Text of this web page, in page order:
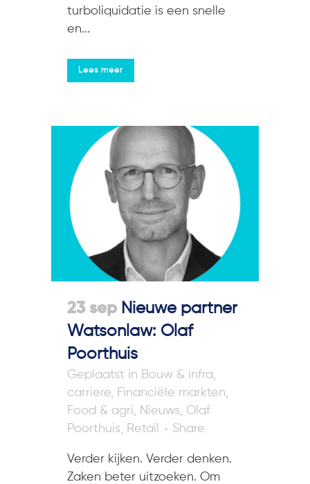
turboliquidatie is een snelle
en...
Lees meer
23 sep Nieuwe partner
Watsonlaw: Olaf
Poorthuis
in Bouw & infra,
carriere, Financiële markten,
Food & agri, Nieuws, Olaf
Poorthuis, Retail Share
Verder kijken. Verder denken.
Zaken beter uitzoeken. Om